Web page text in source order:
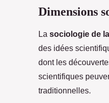
Dimensions
La sociologie de
des idées
dont les
scientifiques
traditionnelles.